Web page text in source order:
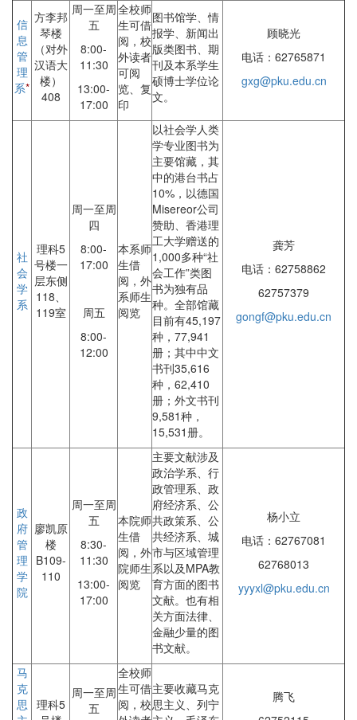
信
息
管
理
系*
方李邦
琴楼
（对外
汉语大
楼）
408
周一至周
五
8:00-
11:30
13:00-
17:00
全校师
生可借
阅，校
外读者
可阅
览、复
印
图书馆学、情
报学、新闻出
版类图书、期
刊及本系学生
硕博士学位论
文。
顾晓光
电话：62765871
gxg@pku.edu.cn
社
会
学
系
理科5
号楼一
层东侧
118、
119室
周一至周
四
8:00-
17:00
周五
8:00-
12:00
本系师
生借
阅，外
系师生
阅览
以社会学人类
学专业图书为
主要馆藏，其
中的港台书占
10%，以德国
Misereor公司
赞助、香港理
工大学赠送的
1,000多种“社
会工作”类图
书为独有品
种。全部馆藏
目前有45,197
种，77,941
册；其中中文
书刊35,616
种，62,410
册；外文书刊
9,581种，
15,531册。
龚芳
电话：62758862
62757379
gongf@pku.edu.cn
政
府
管
理
学
院
廖凯原
楼
B109-
110
周一至周
五
8:30-
11:30
13:00-
17:00
本院师
生借
阅，外
院师生
阅览
主要文献涉及
政治学系、行
政管理系、政
府经济系、公
共政策系、公
共经济系、城
市与区域管理
系以及MPA教
育方面的图书
文献。也有相
关方面法律、
金融少量的图
书文献。
杨小立
电话：62767081
62768013
yyyxl@pku.edu.cn
马
克
思 理科5
周一至周
五
全校师
生可借
阅，校
主要收藏马克
思主义、列宁
腾飞